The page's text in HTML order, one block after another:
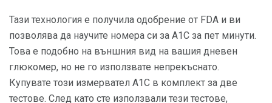
Тази технология е получила одобрение от FDA и ви
позволява да научите номера си за А1С за пет минути.
Това е подобно на външния вид на вашия дневен
глюкомер, но не го използвате непрекъснато.
Купувате този измервател A1C в комплект за две
тестове. След като сте използвали тези тестове,